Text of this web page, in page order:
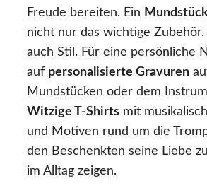
Freude bereiten. Ein
nicht nur das wichtige
auch Stil. Für eine persönliche
auf personalisierte Gravuren
Mundstücken oder dem
Witzige T-Shirts mit
und Motiven rund um die
den Beschenkten seine Liebe
im Alltag zeigen.